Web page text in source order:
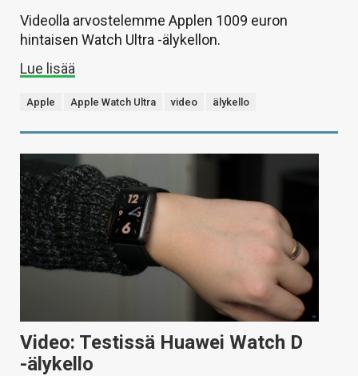
Videolla arvostelemme Applen 1009 euron
hintaisen Watch Ultra -älykellon.
Lue lisää
Apple Apple Watch Ultra video älykello
Video: Testissä Huawei Watch D
-älykello